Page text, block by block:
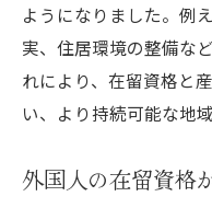
静岡県内で在留
在留資格が静
県内の雇用
静岡県で在留
ようになりました。例
実、住居環境の整備な
れにより、在留資格と
い、より持続可能な地
外国人の在留資格